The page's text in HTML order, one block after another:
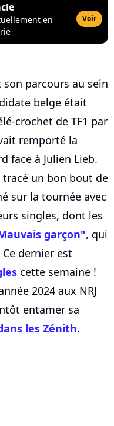
en
Voir
parcours au sein
belge était
crochet de TF1 par
remporté la
face à Julien Lieb.
tracé un bon bout de
sur la tournée avec
singles, dont les
garçon", qui
dernier est
cette semaine !
2024 aux NRJ
entamer sa
les Zénith.